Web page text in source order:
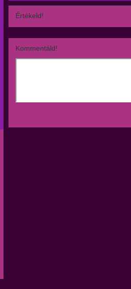
Értékeld!
Kommentáld!